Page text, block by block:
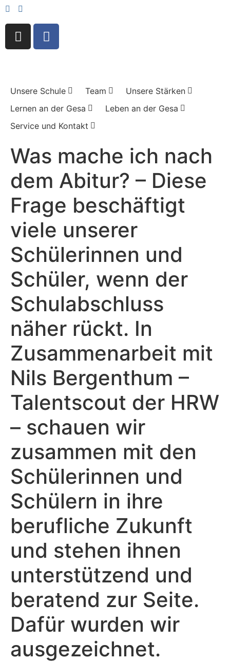
Unsere Schule Team
Unsere Stärken
Lernen an der Gesa
Leben an der Gesa
Service und Kontakt
Was mache ich nach
dem Abitur? – Diese
Frage beschäftigt
viele unserer
Schülerinnen und
Schüler, wenn der
Schulabschluss
näher rückt. In
Zusammenarbeit mit
Nils Bergenthum –
Talentscout der HRW
– schauen wir
zusammen mit den
Schülerinnen und
Schülern in ihre
berufliche Zukunft
und stehen ihnen
unterstützend und
beratend zur Seite.
Dafür wurden wir
ausgezeichnet.